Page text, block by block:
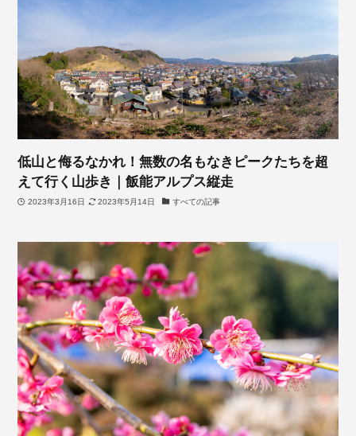
低山と侮るなかれ！無数の名もなきピークたちを超
えて行く山歩き｜飯能アルプス縦走
2023年3月16日 2023年5月14日 すべての記事